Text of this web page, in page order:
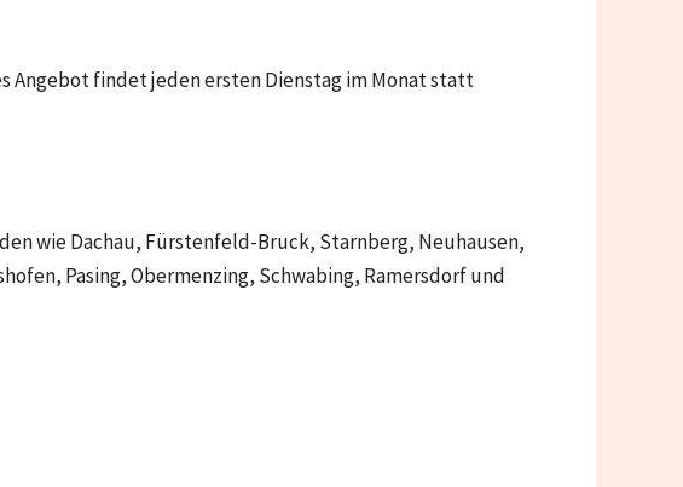
Angebot findet jeden ersten Dienstag im Monat statt
wieDachau, Fürstenfeld-Bruck, Starnberg, Neuhausen,
Pasing, Obermenzing, Schwabing, Ramersdorf und